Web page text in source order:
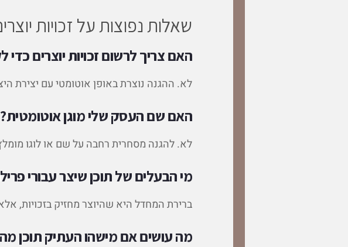
שאלות נפוצות על זכויות
האם צריך לרשום זכויות יוצרים כדי
לא. ההגנה נוצרת באופן אוטומטי עם יצירת
האם שם העסק שלי מוגן אוטומטית?
לא. להגנה מסחרית רחבה על שם או לוגו
מי הבעלים של תוכן שיצר עבורי
ברירת המחדל היא שהיוצר מחזיק בזכויות,
מה עושים אם מישהו העתיק תוכן